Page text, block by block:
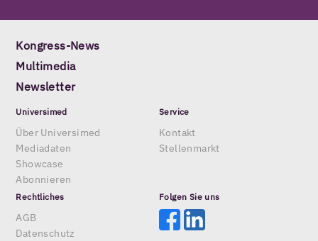
Kongress-News
Multimedia
Newsletter
Universimed
Über Universimed
Mediadaten
Showcase
Abonnieren
Service
Kontakt
Stellenmarkt
Rechtliches
AGB
Datenschutz
Folgen Sie uns